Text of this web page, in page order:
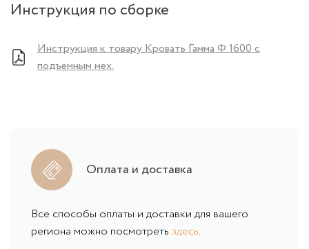
Инструкция по сборке
Инструкция к товару Кровать Гамма Ф 1600 с
подъемным мех.
Оплата и доставка
Все способы оплаты и доставки для вашего
региона можно посмотреть здесь.